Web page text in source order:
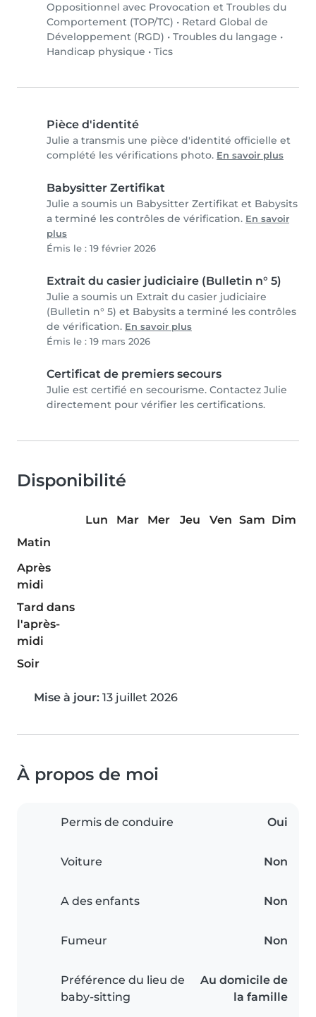
Oppositionnel avec Provocation et Troubles du
Comportement (TOP/TC) • Retard Global de
Développement (RGD) • Troubles du langage •
Handicap physique • Tics
Pièce d'identité
Julie a transmis une pièce d'identité officielle et
complété les vérifications photo. En savoir plus
Babysitter Zertifikat
Julie a soumis un Babysitter Zertifikat et Babysits
a terminé les contrôles de vérification. En savoir
plus
Émis le : 19 février 2026
Extrait du casier judiciaire (Bulletin n° 5)
Julie a soumis un Extrait du casier judiciaire
(Bulletin n° 5) et Babysits a terminé les contrôles
de vérification. En savoir plus
Émis le : 19 mars 2026
Certificat de premiers secours
Julie est certifié en secourisme. Contactez Julie
directement pour vérifier les certifications.
Disponibilité
Lun Mar Mer Jeu Ven Sam Dim
Matin
Après
midi
Tard dans
l'après-
midi
Soir
Mise à jour: 13 juillet 2026
À propos de moi
Permis de conduire Oui
Voiture Non
A des enfants Non
Fumeur Non
Préférence du lieu de
baby-sitting
Au domicile de
la famille